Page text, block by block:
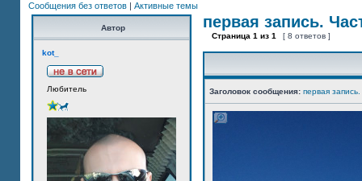
Сообщения без ответов | Активные темы
Автор
kot_
Любитель
первая запись.
Страница 1 из 1 [ 8 ответов ]
Заголовок сообщения: первая